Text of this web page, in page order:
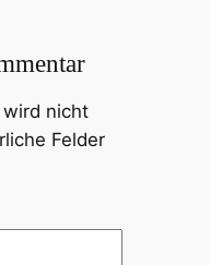
nicht
Felder